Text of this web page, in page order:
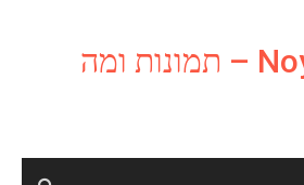
Noya Gallery – תמונות ומה